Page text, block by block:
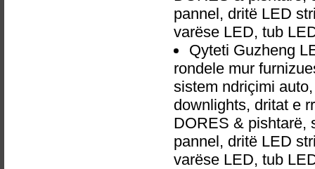
pannel, dritë LED
varëse LED, tub
Qyteti Guzheng
rondele mur
sistem ndriçimi
downlights, dritat e
DORES & pishtarë,
pannel, dritë LED
varëse LED, tub